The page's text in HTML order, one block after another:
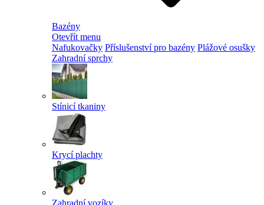
Bazény
Otevřít menu
Nafukovačky Příslušenství pro bazény Plážové osušky
Zahradní sprchy
Stínicí tkaniny
Krycí plachty
Zahradní vozíky